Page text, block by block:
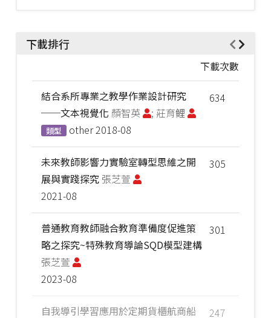
下載排行
下載次數
634
結合系所專業之教學作業設計研究
──文本視覺化 顏智英 ; 莊育鲤
類型 other2018-08
305
未來教師影響力實驗室轉型思維之開
展與實踐探究 張芝萱
2021-08
301
普通教育教師融合教育準備度促進策
略之探究~特殊教育導論SQD模型建構
張芝萱
2023-08
247
自我導引學習應用於定期貨櫃航商船